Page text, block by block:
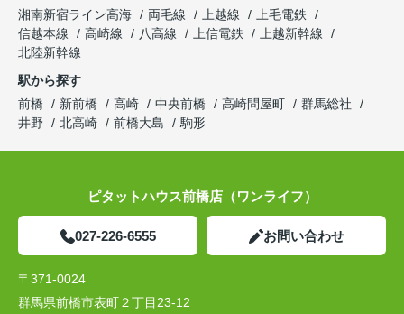
湘南新宿ライン高海
両毛線 上越線
上毛電鉄
信越本線
高崎線 八高線 上信電鉄
上越新幹線
北陸新幹線
駅から探す
前橋
新前橋 高崎 中央前橋 高崎問屋町
群馬総社
井野
北高崎 前橋大島 駒形
ピタットハウス前橋店（ワンライフ）
027-226-6555 お問い合わせ
〒371-0024
群馬県前橋市表町２丁目23-12